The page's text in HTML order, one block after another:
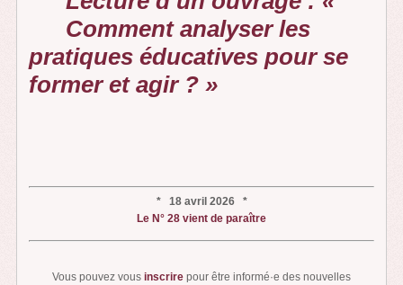
Comment analyser les
pratiques éducatives pour se
former et agir ? »
* 18 avril 2026 *
Le N° 28 vient de paraître
Vous pouvez vous inscrire pour être informé·e des nouvelles